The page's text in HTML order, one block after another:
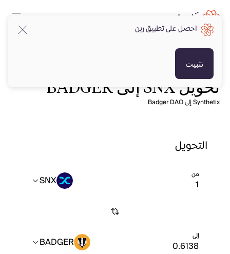
تحويل SNX إلى BADGER
Synthetix إلى Badger DAO
التحويل
من SNX
إلى BADGER
احصل على تطبيق رين
تثبيت